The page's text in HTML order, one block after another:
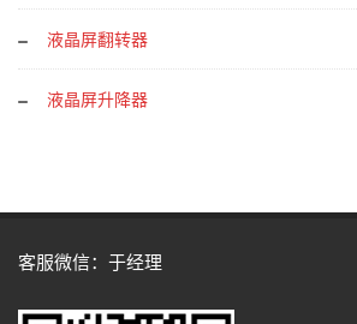
液晶屏翻转器
液晶屏升降器
客服微信：于经理